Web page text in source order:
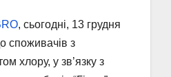
, сьогодні, 13 грудня
споживачів з
хлору, у зв’язку з